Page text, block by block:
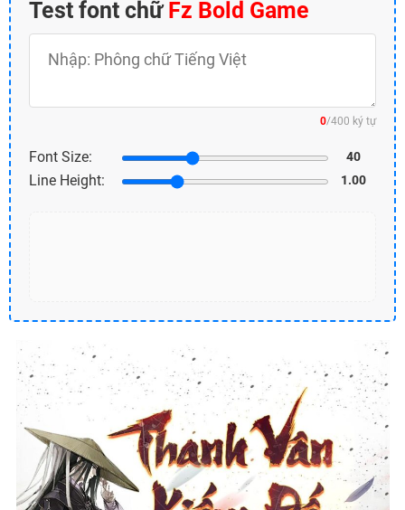
Test font chữ Fz Bold Game
Nhập nội dung test
0/400 ký tự
Font Size:
40
Line Height: 1.00